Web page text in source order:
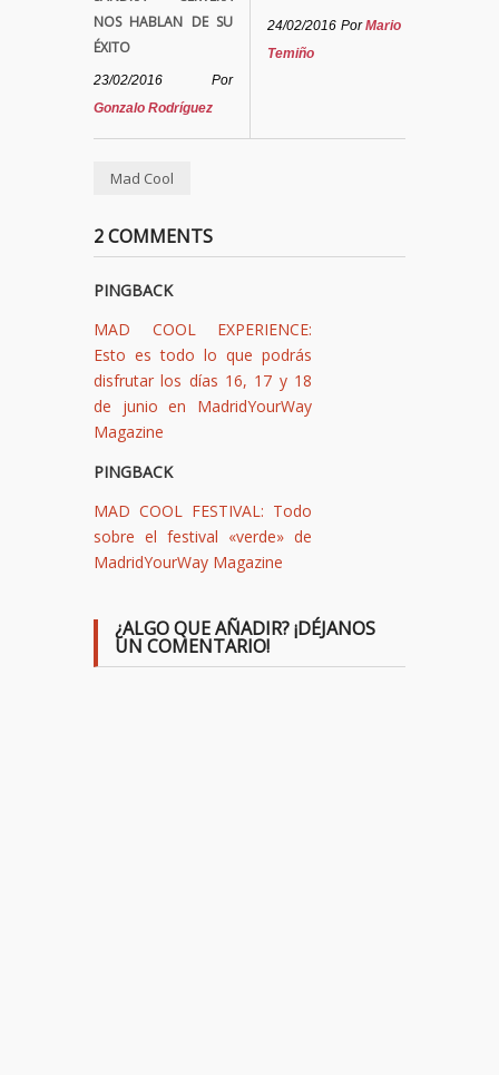
NOS HABLAN DE SU
ÉXITO
23/02/2016
Por
Gonzalo Rodríguez
24/02/2016 PorMario
Temiño
Mad Cool
2 COMMENTS
PINGBACK
MAD COOL EXPERIENCE:
Esto es todo lo que podrás
disfrutar los días 16, 17 y 18
de junio en MadridYourWay
Magazine
PINGBACK
MAD COOL FESTIVAL: Todo
sobre el festival «verde» de
MadridYourWay Magazine
¿ALGO QUE AÑADIR? ¡DÉJANOS
UN COMENTARIO!